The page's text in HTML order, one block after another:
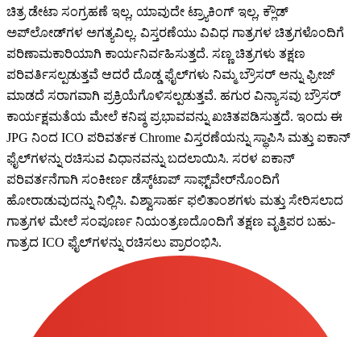
ಚಿತ್ರ ಡೇಟಾ ಸಂಗ್ರಹಣೆ ಇಲ್ಲ, ಯಾವುದೇ ಟ್ರ್ಯಾಕಿಂಗ್ ಇಲ್ಲ, ಕ್ಲೌಡ್
ಅಪ್‌ಲೋಡ್‌ಗಳ ಅಗತ್ಯವಿಲ್ಲ. ವಿಸ್ತರಣೆಯು ವಿವಿಧ ಗಾತ್ರಗಳ ಚಿತ್ರಗಳೊಂದಿಗೆ
ಪರಿಣಾಮಕಾರಿಯಾಗಿ ಕಾರ್ಯನಿರ್ವಹಿಸುತ್ತದೆ. ಸಣ್ಣ ಚಿತ್ರಗಳು ತಕ್ಷಣ
ಪರಿವರ್ತಿಸಲ್ಪಡುತ್ತವೆ ಆದರೆ ದೊಡ್ಡ ಫೈಲ್‌ಗಳು ನಿಮ್ಮ ಬ್ರೌಸರ್ ಅನ್ನು ಫ್ರೀಜ್
ಮಾಡದೆ ಸರಾಗವಾಗಿ ಪ್ರಕ್ರಿಯೆಗೊಳಿಸಲ್ಪಡುತ್ತವೆ. ಹಗುರ ವಿನ್ಯಾಸವು ಬ್ರೌಸರ್
ಕಾರ್ಯಕ್ಷಮತೆಯ ಮೇಲೆ ಕನಿಷ್ಠ ಪ್ರಭಾವವನ್ನು ಖಚಿತಪಡಿಸುತ್ತದೆ. ಇಂದು ಈ
JPG ನಿಂದ ICO ಪರಿವರ್ತಕ Chrome ವಿಸ್ತರಣೆಯನ್ನು ಸ್ಥಾಪಿಸಿ ಮತ್ತು ಐಕಾನ್
ಫೈಲ್‌ಗಳನ್ನು ರಚಿಸುವ ವಿಧಾನವನ್ನು ಬದಲಾಯಿಸಿ. ಸರಳ ಐಕಾನ್
ಪರಿವರ್ತನೆಗಾಗಿ ಸಂಕೀರ್ಣ ಡೆಸ್ಕ್‌ಟಾಪ್ ಸಾಫ್ಟ್‌ವೇರ್‌ನೊಂದಿಗೆ
ಹೋರಾಡುವುದನ್ನು ನಿಲ್ಲಿಸಿ. ವಿಶ್ವಾಸಾರ್ಹ ಫಲಿತಾಂಶಗಳು ಮತ್ತು ಸೇರಿಸಲಾದ
ಗಾತ್ರಗಳ ಮೇಲೆ ಸಂಪೂರ್ಣ ನಿಯಂತ್ರಣದೊಂದಿಗೆ ತಕ್ಷಣ ವೃತ್ತಿಪರ ಬಹು-
ಗಾತ್ರದ ICO ಫೈಲ್‌ಗಳನ್ನು ರಚಿಸಲು ಪ್ರಾರಂಭಿಸಿ.